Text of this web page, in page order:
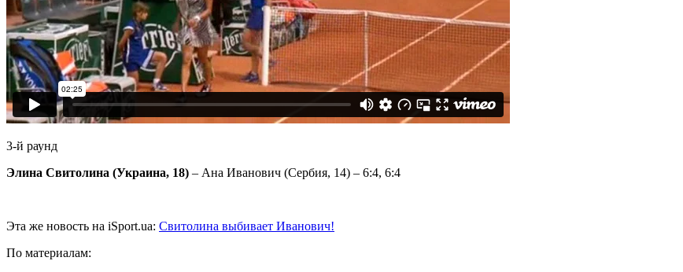
3-й раунд
Элина Свитолина (Украина, 18) – Ана Иванович (Сербия, 14) – 6:4, 6:4
Эта же новость на iSport.ua: Свитолина выбивает Иванович!
По материалам: